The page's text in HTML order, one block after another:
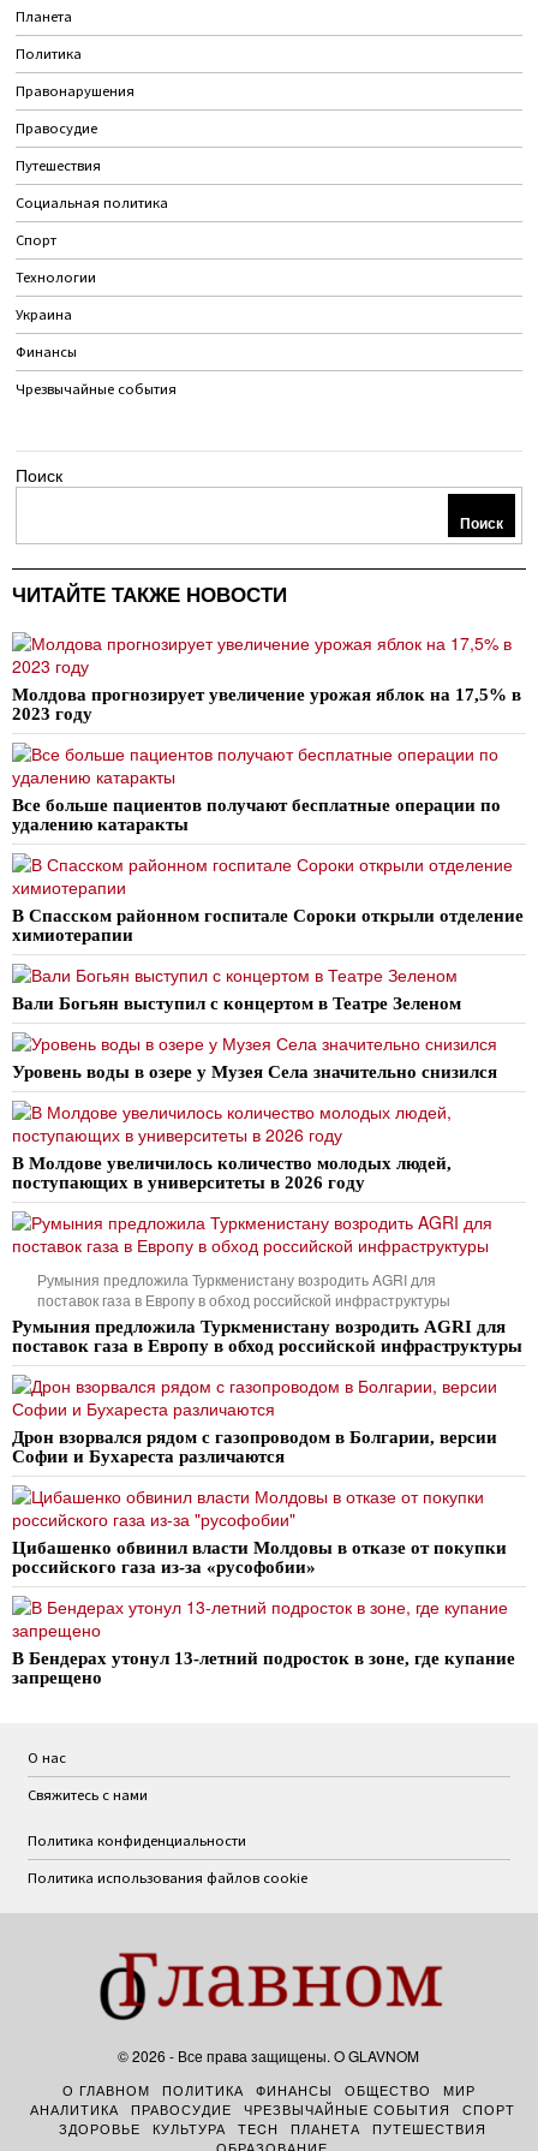
Планета
Политика
Правонарушения
Правосудие
Путешествия
Социальная политика
Спорт
Технологии
Украина
Финансы
Чрезвычайные события
Поиск
Поиск
ЧИТАЙТЕ ТАКЖЕ НОВОСТИ
Молдова прогнозирует увеличение урожая яблок на 17,5% в
2023 году
Все больше пациентов получают бесплатные операции по
удалению катаракты
В Спасском районном госпитале Сороки открыли отделение
химиотерапии
Вали Богьян выступил с концертом в Театре Зеленом
Уровень воды в озере у Музея Села значительно снизился
В Молдове увеличилось количество молодых людей,
поступающих в университеты в 2026 году
Румыния предложила Туркменистану возродить AGRI для
поставок газа в Европу в обход российской инфраструктуры
Румыния предложила Туркменистану возродить AGRI для
поставок газа в Европу в обход российской инфраструктуры
Дрон взорвался рядом с газопроводом в Болгарии, версии
Софии и Бухареста различаются
Цибашенко обвинил власти Молдовы в отказе от покупки
российского газа из-за «русофобии»
В Бендерах утонул 13-летний подросток в зоне, где купание
запрещено
О нас
Свяжитесь с нами
Политика конфиденциальности
Политика использования файлов cookie
©2026 - Все права защищены. O GLAVNOM
О ГЛАВНОМ ПОЛИТИКА ФИНАНСЫ ОБЩЕСТВО
МИР
АНАЛИТИКА
ПРАВОСУДИЕ ЧРЕЗВЫЧАЙНЫЕ СОБЫТИЯ
СПОРТ
ЗДОРОВЬЕ
КУЛЬТУРА TECH ПЛАНЕТА
ПУТЕШЕСТВИЯ